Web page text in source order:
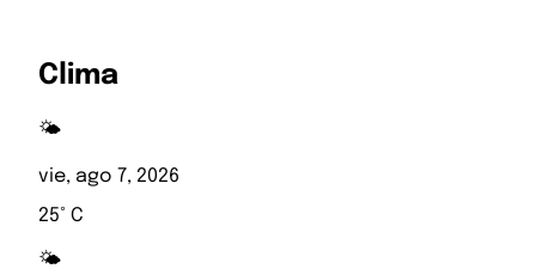
Clima
🌤️
vie, ago 7, 2026
25° C
🌤️